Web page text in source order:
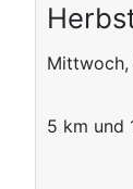
Mittwoch,
5 km und